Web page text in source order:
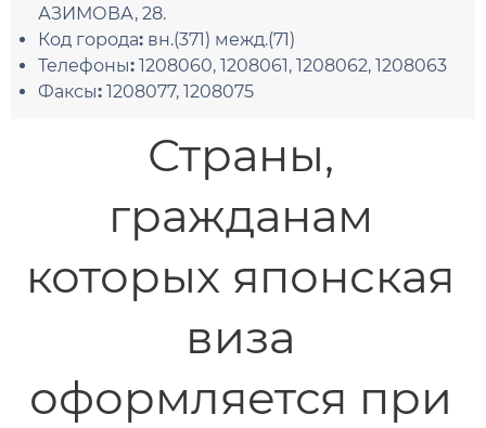
АЗИМОВА, 28.
Код города: вн.(371) межд.(71)
Телефоны: 1208060, 1208061, 1208062, 1208063
Факсы: 1208077, 1208075
Страны,
гражданам
которых японская
виза
оформляется при